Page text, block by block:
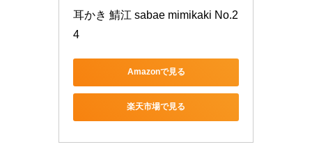
耳かき 鯖江 sabae mimikaki No.2
4
Amazonで見る
楽天市場で見る